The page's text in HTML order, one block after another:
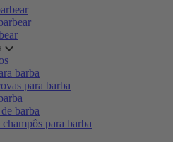
barba
para barba
barba
champôs para barba